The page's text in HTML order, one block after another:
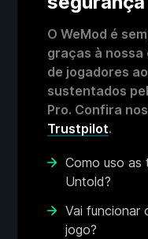
O WeMod é
graças à nossa
de jogadores
sustentados
Pro. Confira
Trustpilot.
Como uso as
Untold?
Vai funcionar
jogo?